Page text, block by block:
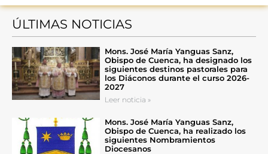
ÚLTIMAS NOTICIAS
Mons. José María Yanguas Sanz,
Obispo de Cuenca, ha designado los
siguientes destinos pastorales para
los Diáconos durante el curso 2026-
2027
Leer noticia »
Mons. José María Yanguas Sanz,
Obispo de Cuenca, ha realizado los
siguientes Nombramientos
Diocesanos